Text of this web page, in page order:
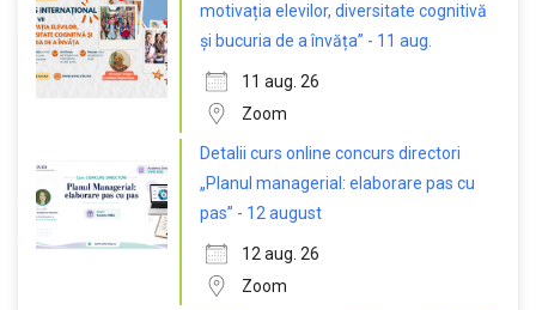
motivația elevilor, diversitate cognitivă
și bucuria de a învăța” - 11 aug.
11 aug. 26
Zoom
Detalii curs online concurs directori
„Planul managerial: elaborare pas cu
pas” - 12 august
12 aug. 26
Zoom